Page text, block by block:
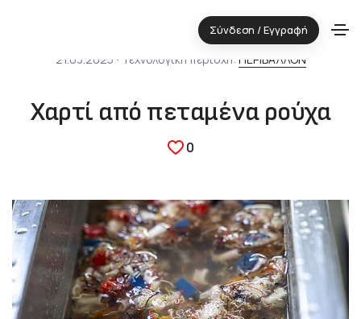
Σύνδεση / Εγγραφή
21.03.2025 ⋅ Τεχνολογική περιοχή: ΠΕΡΙΒΑΛΛΟΝ
Χαρτί από πεταμένα ρούχα
0